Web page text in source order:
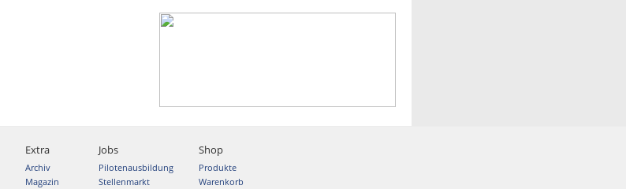
Extra
Archiv
Magazin
Jobs
Pilotenausbildung
Stellenmarkt
Shop
Produkte
Warenkorb